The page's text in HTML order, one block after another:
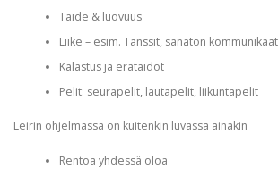
Taide & luovuus
Liike – esim. Tanssit, sanaton
Kalastus ja erätaidot
Pelit: seurapelit, lautapelit, liikuntapelit
Leirin ohjelmassa on kuitenkin luvassa ainakin
Rentoa yhdessä oloa